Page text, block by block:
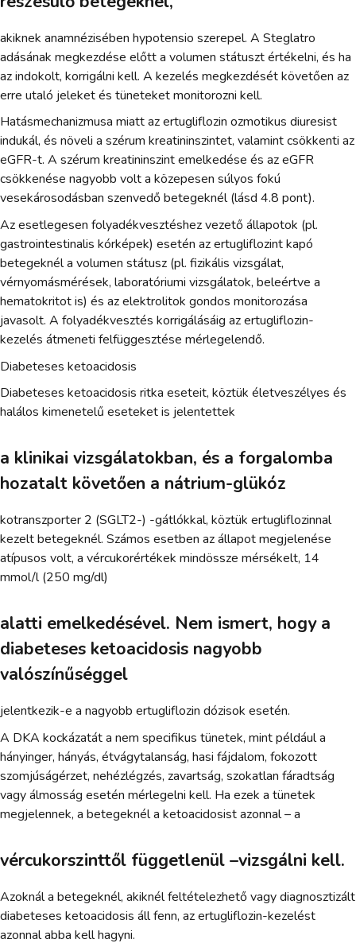
akiknek anamnézisében hypotensio szerepel. A Steglatro
adásának megkezdése előtt a volumen státuszt értékelni, és ha
az indokolt, korrigálni kell. A kezelés megkezdését követően az
erre utaló jeleket és tüneteket monitorozni kell.
Hatásmechanizmusa miatt az ertugliflozin ozmotikus diuresist
indukál, és növeli a szérum kreatininszintet, valamint csökkenti az
eGFR-t. A szérum kreatininszint emelkedése és az eGFR
csökkenése nagyobb volt a közepesen súlyos fokú
vesekárosodásban szenvedő betegeknél (lásd 4.8 pont).
Az esetlegesen folyadékvesztéshez vezető állapotok (pl.
gastrointestinalis kórképek) esetén az ertugliflozint kapó
betegeknél a volumen státusz (pl. fizikális vizsgálat,
vérnyomásmérések, laboratóriumi vizsgálatok, beleértve a
hematokritot is) és az elektrolitok gondos monitorozása
javasolt. A folyadékvesztés korrigálásáig az ertugliflozin-
kezelés átmeneti felfüggesztése mérlegelendő.
Diabeteses ketoacidosis
Diabeteses ketoacidosis ritka eseteit, köztük életveszélyes és
halálos kimenetelű eseteket is jelentettek
a klinikai vizsgálatokban, és a forgalomba
hozatalt követően a nátrium-glükóz
kotranszporter 2 (SGLT2-) -gátlókkal, köztük ertugliflozinnal
kezelt betegeknél. Számos esetben az állapot megjelenése
atípusos volt, a vércukorértékek mindössze mérsékelt, 14
mmol/l (250 mg/dl)
alatti emelkedésével. Nem ismert, hogy a
diabeteses ketoacidosis nagyobb
valószínűséggel
jelentkezik-e a nagyobb ertugliflozin dózisok esetén.
A DKA kockázatát a nem specifikus tünetek, mint például a
hányinger, hányás, étvágytalanság, hasi fájdalom, fokozott
szomjúságérzet, nehézlégzés, zavartság, szokatlan fáradtság
vagy álmosság esetén mérlegelni kell. Ha ezek a tünetek
megjelennek, a betegeknél a ketoacidosist azonnal – a
vércukorszinttől függetlenül –vizsgálni kell.
Azoknál a betegeknél, akiknél feltételezhető vagy diagnosztizált
diabeteses ketoacidosis áll fenn, az ertugliflozin-kezelést
azonnal abba kell hagyni.